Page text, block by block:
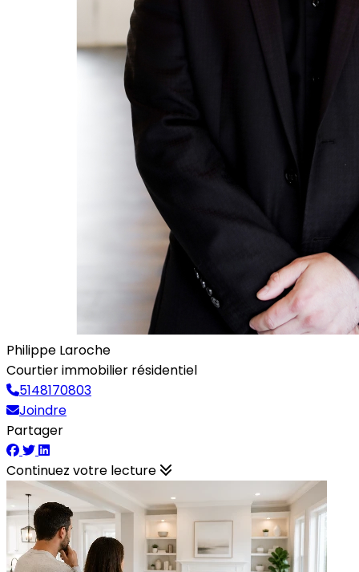
Philippe Laroche
Courtier immobilier résidentiel
5148170803
Joindre
Partager
Continuez votre lecture